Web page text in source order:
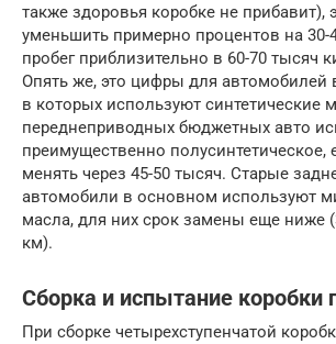
также здоровья коробке не прибавит),
уменьшить примерно процентов на 30-
пробег приблизительно в 60-70 тысяч
Опять же, это цифры для автомобилей
в которых используют синтетические
переднеприводных бюджетных авто
преимущественно полусинтетическое,
менять через 45-50 тысяч. Старые
автомобили в основном используют
масла, для них срок замены еще ниже
км).
Сборка и испытание коробки
При сборке четырехступенчатой